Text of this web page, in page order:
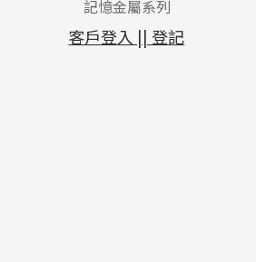
十字閃O鏈系列
十字錘打鏈系列
側身車花鏈系列
梅花迫系列
平臺迫系列
綫拍系列
調節珠系列
生圈扣系列
龍蝦扣系列
珠盤系列
袖口鈕系列
焊片及鐳射綫
珠類配件
無孔光身珠
空心光身珠
車花片
動感車花片
鑲口戒指
戒指系列
空心耳環
空心车花管首饰链
千足金
記憶金屬系列
記憶戒指
拉簧珠珠手鏈
客戶登入 || 登記